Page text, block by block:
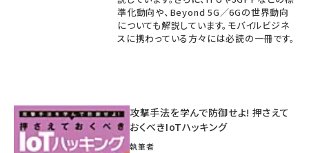
準化動向や、Beyond 5G／6Gの世界動向
についても解説しています。モバイルビジネ
スに携わっている方々には必読の一冊です。
攻撃手法を学んで防御せよ! 押さえて
おくべきIoTハッキング
執筆者